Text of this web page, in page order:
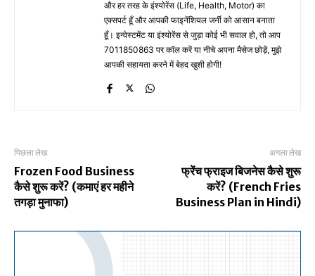
और हर तरह के इंश्योरेंस (Life, Health, Motor) का
एक्सपर्ट हूँ और आपकी फाइनेंशियल जर्नी को आसान बनाता
हूँ। इन्वेस्टमेंट या इंश्योरेंस से जुड़ा कोई भी सवाल हो, तो आप
7011850863 पर कॉल करें या नीचे अपना मैसेज छोड़ें, मुझे
आपकी सहायता करने में बेहद खुशी होगी!
पिछला लेख
Frozen Food Business
कैसे शुरू करें? (कमाएं हर महीने
तगड़ा मुनाफा)
अगला लेख
फ्रेंच फ्राइज बिजनेस कैसे शुरू
करें? (French Fries
Business Plan in Hindi)